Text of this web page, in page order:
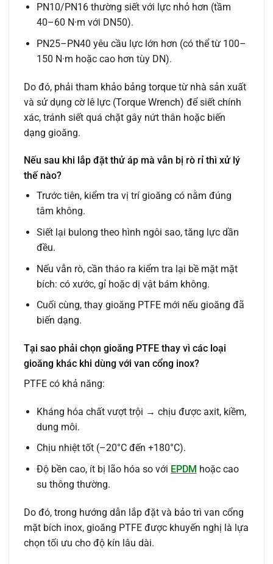
PN10/PN16 thường siết với lực nhỏ hơn (tầm
40–60 N·m với DN50).
PN25–PN40 yêu cầu lực lớn hơn (có thể từ 100–
150 N·m hoặc cao hơn tùy DN).
Do đó, phải tham khảo bảng torque từ nhà sản xuất
và sử dụng cờ lê lực (Torque Wrench) để siết chính
xác, tránh siết quá chặt gây nứt thân hoặc biến
dạng gioăng.
Nếu sau khi lắp đặt thử áp mà vẫn bị rò rỉ thì xử lý
thế nào?
Trước tiên, kiểm tra vị trí gioăng có nằm đúng
tâm không.
Siết lại bulong theo hình ngôi sao, tăng lực dần
đều.
Nếu vẫn rò, cần tháo ra kiểm tra lại bề mặt mặt
bích: có xước, gỉ hoặc dị vật bám không.
Cuối cùng, thay gioăng PTFE mới nếu gioăng đã
biến dạng.
Tại sao phải chọn gioăng PTFE thay vì các loại
gioăng khác khi dùng với van cổng inox?
PTFE có khả năng:
Kháng hóa chất vượt trội → chịu được axit, kiềm,
dung môi.
Chịu nhiệt tốt (–20°C đến +180°C).
Độ bền cao, ít bị lão hóa so với EPDM hoặc cao
su thông thường.
Do đó, trong hướng dẫn lắp đặt và bảo trì van cổng
mặt bích inox, gioăng PTFE được khuyến nghị là lựa
chọn tối ưu cho độ kín lâu dài.